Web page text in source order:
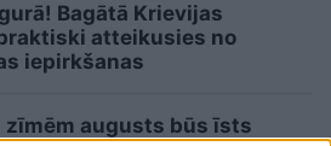
Bagātā Krievijas
atteikusies no
iepirkšanas
zīmēm augusts būs īsts